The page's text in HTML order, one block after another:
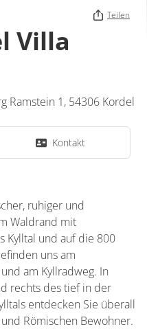
Teilen
Villa
Ramstein 1, 54306 Kordel
Kontakt
ruhiger und
Waldrand mit
Kylltal und auf die 800
uns am
am Kyllradweg. In
rechts des tief in der
entdecken Sie überall
Römischen Bewohner.